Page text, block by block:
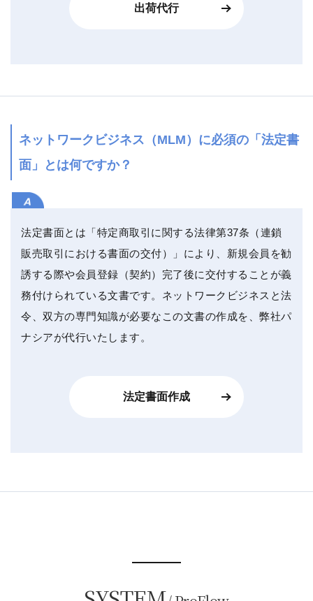
出荷代行
ネットワークビジネス（MLM）に必須の「法定書
面」とは何ですか？
法定書面とは「特定商取引に関する法律第37条（連鎖
販売取引における書面の交付）」により、新規会員を勧
誘する際や会員登録（契約）完了後に交付することが義
務付けられている文書です。ネットワークビジネスと法
令、双方の専門知識が必要なこの文書の作成を、弊社パ
ナシアが代行いたします。
法定書面作成